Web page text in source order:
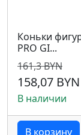
Коньки
PRO GI...
161,3 BYN
158,07 BYN
В наличии
В корзину